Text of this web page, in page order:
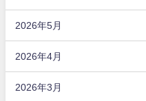
2026年5月
2026年4月
2026年3月